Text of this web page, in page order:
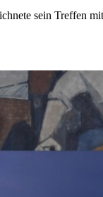
sein Treffen